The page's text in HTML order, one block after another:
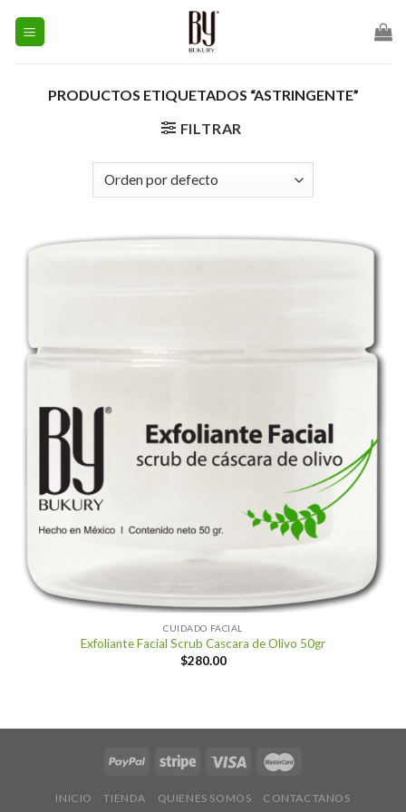
PRODUCTOS ETIQUETADOS “ASTRINGENTE”
FILTRAR
CUIDADO FACIAL
Exfoliante Facial Scrub Cascara de Olivo 50gr
$280.00
INICIO TIENDA QUIENES SOMOS CONTACTANOS